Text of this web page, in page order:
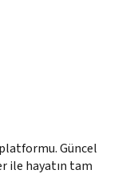
Güncel
ile hayatın tam